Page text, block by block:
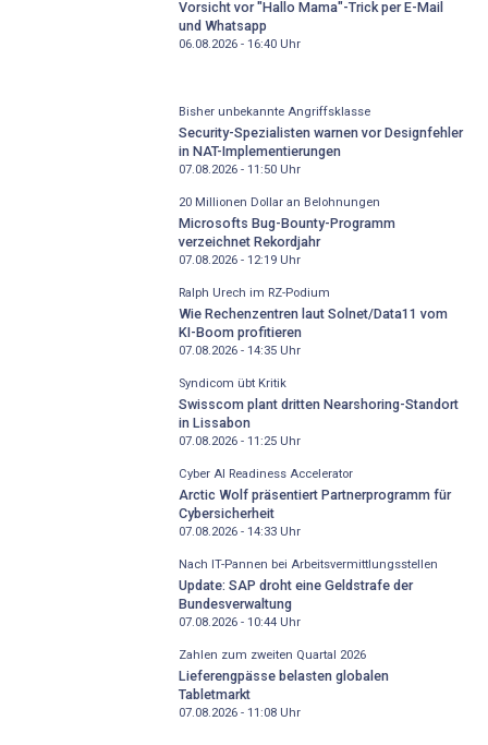
Vorsicht vor "Hallo Mama"-Trick per E-Mail
und Whatsapp
06.08.2026 - 16:40Uhr
Bisher unbekannte Angriffsklasse
Security-Spezialisten warnen vor Designfehler
in NAT-Implementierungen
07.08.2026 - 11:50Uhr
20 Millionen Dollar an Belohnungen
Microsofts Bug-Bounty-Programm
verzeichnet Rekordjahr
07.08.2026 - 12:19Uhr
Ralph Urech im RZ-Podium
Wie Rechenzentren laut Solnet/Data11 vom
KI-Boom profitieren
07.08.2026 - 14:35Uhr
Syndicom übt Kritik
Swisscom plant dritten Nearshoring-Standort
in Lissabon
07.08.2026 - 11:25Uhr
Cyber AI Readiness Accelerator
Arctic Wolf präsentiert Partnerprogramm für
Cybersicherheit
07.08.2026 - 14:33Uhr
Nach IT-Pannen bei Arbeitsvermittlungsstellen
Update: SAP droht eine Geldstrafe der
Bundesverwaltung
07.08.2026 - 10:44Uhr
Zahlen zum zweiten Quartal 2026
Lieferengpässe belasten globalen
Tabletmarkt
07.08.2026 - 11:08Uhr